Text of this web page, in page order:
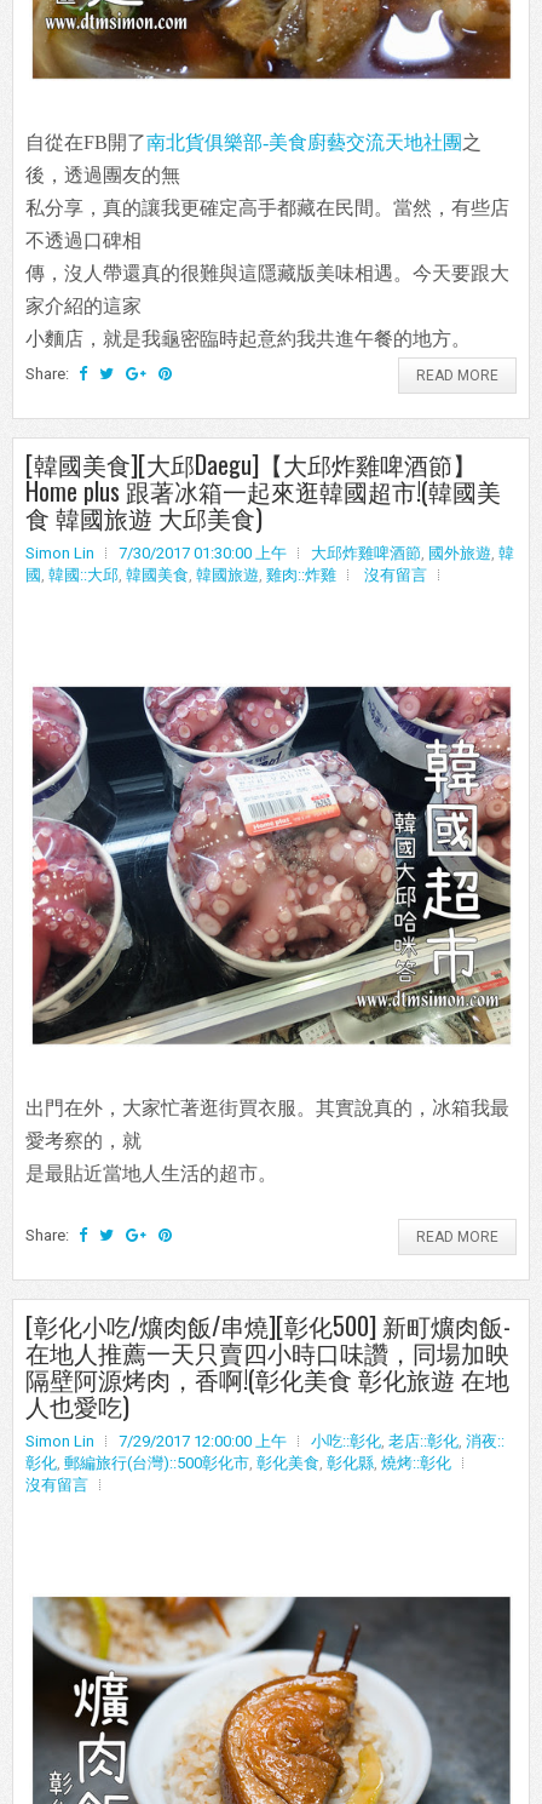
自從在FB開了南北貨俱樂部-美食廚藝交流天地社團之
後，透過團友的無
私分享，真的讓我更確定高手都藏在民間。當然，有些店
不透過口碑相
傳，沒人帶還真的很難與這隱藏版美味相遇。今天要跟大
家介紹的這家
小麵店，就是我龜密臨時起意約我共進午餐的地方。
Share: READ MORE
[韓國美食][大邱Daegu]【大邱炸雞啤酒節】
Home plus 跟著冰箱一起來逛韓國超市!(韓國美
食 韓國旅遊 大邱美食)
Simon Lin 7/30/2017 01:30:00 上午 大邱炸雞啤酒節, 國外旅遊, 韓
國 , 韓國::大邱, 韓國美食, 韓國旅遊, 雞肉::炸雞 沒有留言
出門在外，大家忙著逛街買衣服。其實說真的，冰箱我最
愛考察的，就
是最貼近當地人生活的超市。
Share: READ MORE
[彰化小吃/爌肉飯/串燒][彰化500] 新町爌肉飯-
在地人推薦一天只賣四小時口味讚，同場加映
隔壁阿源烤肉，香啊!(彰化美食 彰化旅遊 在地
人也愛吃)
Simon Lin 7/29/2017 12:00:00 上午 小吃::彰化, 老店::彰化, 消夜::
彰化, 郵編旅行(台灣)::500彰化市, 彰化美食, 彰化縣, 燒烤::彰化
沒有留言